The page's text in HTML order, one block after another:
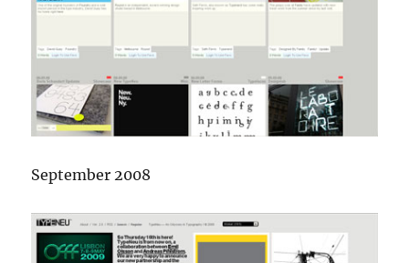
September 2008